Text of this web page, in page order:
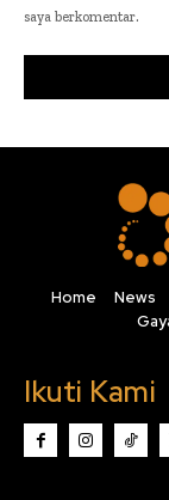
saya berkomentar.
Home News
Ikuti Kami